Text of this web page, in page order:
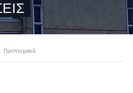
Προπτυχιακά